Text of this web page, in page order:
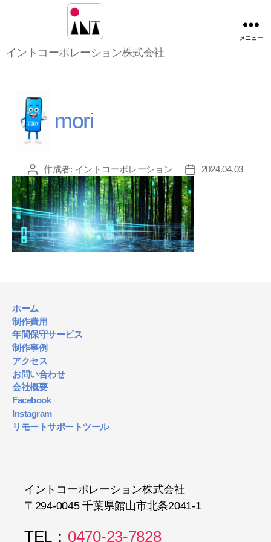
ン
ポ
レ
ョ
ン
株
式
会
社
イントコーポレーション株式会社
メニュー
mori
投
稿
者
作成者: イントコーポレーション
投
稿
日
2024.04.03
ホーム
制作費用
年間保守サービス
制作事例
アクセス
お問い合わせ
会社概要
Facebook
Instagram
リモートサポートツール
イントコーポレーション株式会社
〒294-0045 千葉県館山市北条2041-1
TEL： 0470-23-7828